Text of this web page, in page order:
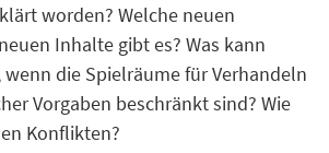
worden? Welche neuen
Inhalte gibt es? Was kann
die Spielräume für Verhandeln
Vorgaben beschränkt sind? Wie
Konflikten?